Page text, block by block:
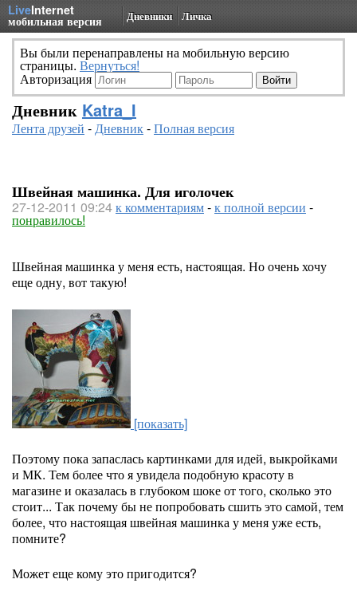
LiveInternet
мобильная версия Дневники Личка
Вы были перенаправлены на мобильную версию
страницы. Вернуться!
Авторизация
Дневник Katra_I
Лента друзей -Дневник-Полная версия
Швейная машинка. Для иголочек
27-12-2011 09:24к комментариям-к полной версии -
понравилось!
Швейная машинка у меня есть, настоящая. Но очень хочу
еще одну, вот такую!
[показать]
Поэтому пока запаслась картинками для идей, выкройками
и МК. Тем более что я увидела подобную красоту в
магазине и оказалась в глубоком шоке от того, сколько это
стоит... Так почему бы не попробовать сшить это самой, тем
более, что настоящая швейная машинка у меня уже есть,
помните?
Может еще кому это пригодится?